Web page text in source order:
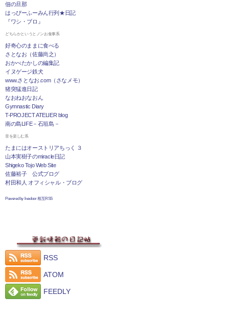
佃の旦那
はっぴーふーみん行列★日記
『ワシ・ブロ』
どちらかというとノンお食事系
好奇心のままに食べる
さとなお（佐藤尚之）
おかべたかしの編集記
イヌゲージ鉄犬
www.さとなお.com（さなメモ）
猪突猛進日記
なおねおなおん
Gymnastic Diary
T-PROJECT ATELIER blog
南の島LIFE－石垣島－
音を楽しむ系
たまにはオーストリアちっく ３
山本実樹子のmiracle日記
Shigeko Tojo Web Site
佐藤裕子 公式ブログ
村田和人 オフィシャル・ブログ
Powered by livedoor 相互RSS
RSS
ATOM
FEEDLY